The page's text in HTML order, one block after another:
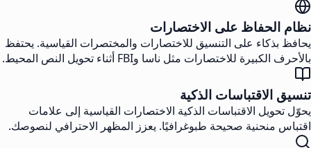
نظام الحفاظ على الاختصارات
يحافظ بذكاء على التنسيق للاختصارات والمختصرات القياسية. يحتفظ
بالأحرف الكبيرة للاختصارات مثل ناسا وFBI أثناء تحويل النص المحيط.
تنسيق الاقتباسات الذكية
يحوّل تحويل الاقتباسات الذكية الاختصارات القياسية إلى علامات
اقتباس منحنية صحيحة طبوغرافيًا. يعزز المظهر الاحترافي لنصوصك.